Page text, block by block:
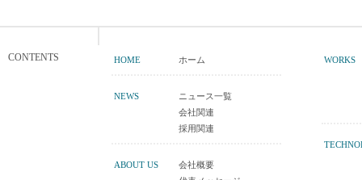
CONTENTS HOME ホーム
NEWS
ニュース一覧
会社関連
採用関連
ABOUT US
会社概要
WORKS